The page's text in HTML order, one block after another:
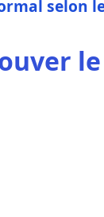
selon